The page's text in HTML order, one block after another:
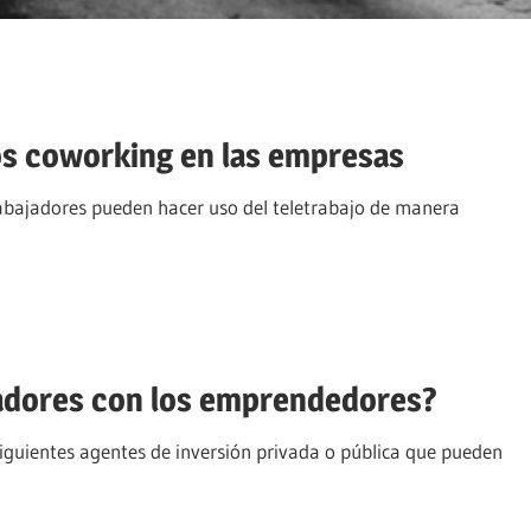
coworking en las empresas
pueden hacer uso del teletrabajo de manera
con los emprendedores?
agentes de inversión privada o pública que pueden